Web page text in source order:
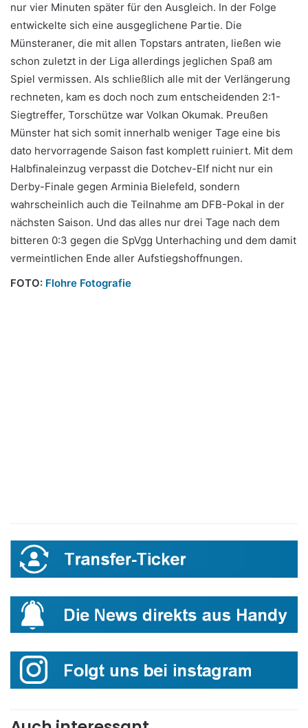
nur vier Minuten später für den Ausgleich. In der Folge
entwickelte sich eine ausgeglichene Partie. Die
Münsteraner, die mit allen Topstars antraten, ließen wie
schon zuletzt in der Liga allerdings jeglichen Spaß am
Spiel vermissen. Als schließlich alle mit der Verlängerung
rechneten, kam es doch noch zum entscheidenden 2:1-
Siegtreffer, Torschütze war Volkan Okumak. Preußen
Münster hat sich somit innerhalb weniger Tage eine bis
dato hervorragende Saison fast komplett ruiniert. Mit dem
Halbfinaleinzug verpasst die Dotchev-Elf nicht nur ein
Derby-Finale gegen Arminia Bielefeld, sondern
wahrscheinlich auch die Teilnahme am DFB-Pokal in der
nächsten Saison. Und das alles nur drei Tage nach dem
bitteren 0:3 gegen die SpVgg Unterhaching und dem damit
vermeintlichen Ende aller Aufstiegshoffnungen.
FOTO: Flohre Fotografie